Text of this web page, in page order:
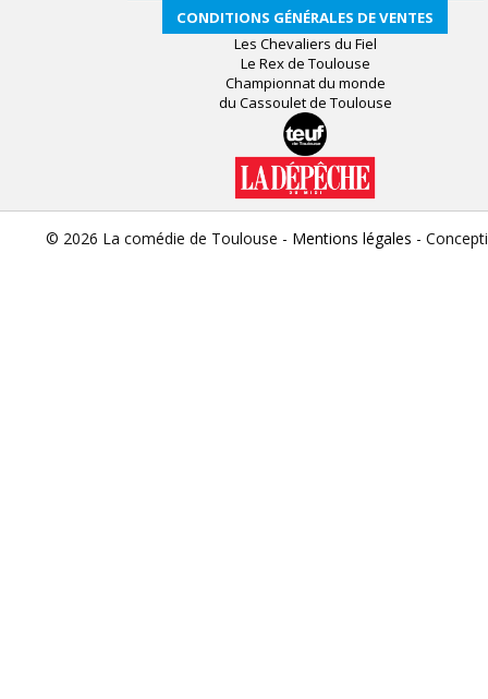
CONDITIONS GÉNÉRALES DE VENTES
Les Chevaliers du Fiel
Le Rex de Toulouse
Championnat du monde
du Cassoulet de Toulouse
© 2026 La comédie de Toulouse - Mentions légales -